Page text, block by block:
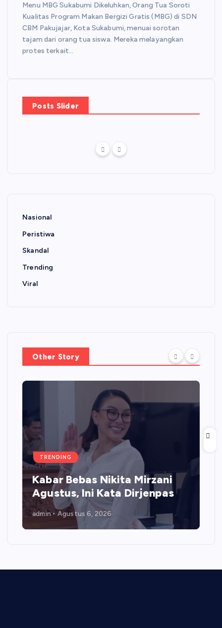
Menu MBG Sukabumi Dikeluhkan, Orang Tua Soroti
Kualitas Program Makan Bergizi Gratis (MBG) di SDN
CBM Pakujajar, Kota Sukabumi, menuai sorotan
tajam dari orang tua siswa. Mereka melayangkan
protes terkait…
Posts Slider
Nasional
Peristiwa
Skandal
Trending
Viral
Other Story
TRENDING
Kabar Bebas Nikita Mirzani
Agustus, Ini Kata Dirjenpas
admin Agustus 6, 2026